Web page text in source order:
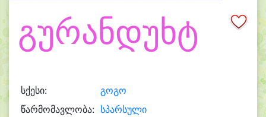
გურანდუხტ
სქესი:
გოგო
წარმომავლობა: სპარსული